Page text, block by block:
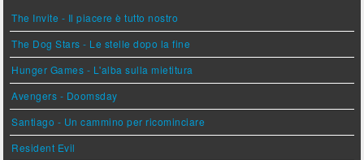
The Invite - Il piacere è tutto nostro
The Dog Stars - Le stelle dopo la fine
Hunger Games - L'alba sulla mietitura
Avengers - Doomsday
Santiago - Un cammino per ricominciare
Resident Evil